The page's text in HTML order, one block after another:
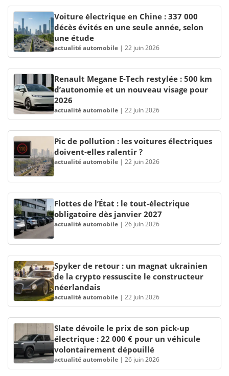
Voiture électrique en Chine : 337 000
décès évités en une seule année, selon
une étude
actualité automobile | 22 juin 2026
Renault Megane E-Tech restylée : 500 km
d’autonomie et un nouveau visage pour
2026
actualité automobile | 22 juin 2026
Pic de pollution : les voitures électriques
doivent-elles ralentir ?
actualité automobile | 22 juin 2026
Flottes de l’État : le tout-électrique
obligatoire dès janvier 2027
actualité automobile | 26 juin 2026
Spyker de retour : un magnat ukrainien
de la crypto ressuscite le constructeur
néerlandais
actualité automobile | 22 juin 2026
Slate dévoile le prix de son pick-up
électrique : 22 000 € pour un véhicule
volontairement dépouillé
actualité automobile | 26 juin 2026